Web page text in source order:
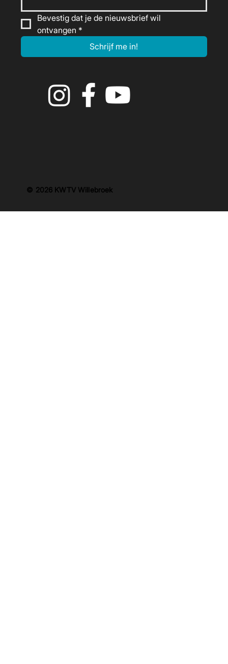
Bevestig dat je de nieuwsbrief wil
ontvangen *
Schrijf me in!
© 2026 KWTV Willebroek